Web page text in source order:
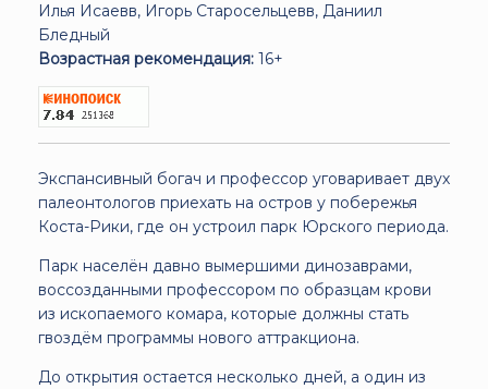
Илья Исаевв, Игорь Старосельцевв, Даниил
Бледный
Возрастная рекомендация: 16+
Экспансивный богач и профессор уговаривает двух
палеонтологов приехать на остров у побережья
Коста-Рики, где он устроил парк Юрского периода.
Парк населён давно вымершими динозаврами,
воссозданными профессором по образцам крови
из ископаемого комара, которые должны стать
гвоздём программы нового аттракциона.
До открытия остается несколько дней, а один из